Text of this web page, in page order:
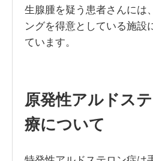
生腺腫を疑う患者さんには
ングを得意としている施設
ています。
原発性アルドス
療について